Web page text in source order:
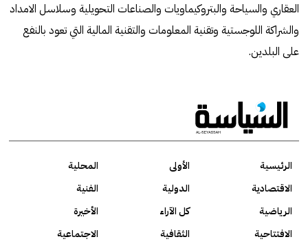
العقاري والسياحة والبتروكيماويات والصناعات التحويلية وسلاسل الامداد
والشراكة اللوجستية وتقنية المعلومات والتقنية المالية التي تعود بالنفع
على البلدين.
الرئيسية الأولى
المحلية
الاقتصادية
الدولية
الفنية
الرياضية
كل الآراء
الأخيرة
الافتتاحية
الثقافية الاجتماعية